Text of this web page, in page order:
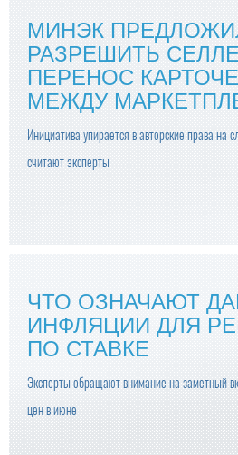
МИНЭК
РАЗРЕШИТЬ
ПЕРЕНОС
МЕЖДУ
Инициатива упирается в авторские права на
считают эксперты
ЧТО ОЗНАЧАЮТ
ИНФЛЯЦИИ ДЛЯ
ПО СТАВКЕ
Эксперты обращают внимание на заметный
цен в июне